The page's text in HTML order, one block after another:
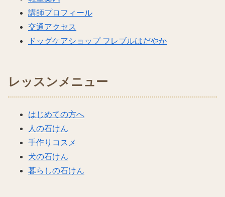
講師プロフィール
交通アクセス
ドッグケアショップ フレブルはだやか
レッスンメニュー
はじめての方へ
人の石けん
手作りコスメ
犬の石けん
暮らしの石けん